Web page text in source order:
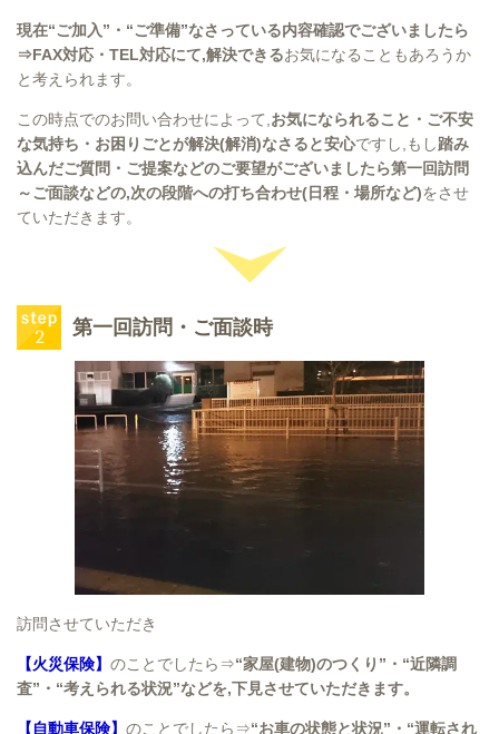
現在“ご加入”・“ご準備”なさっている内容確認でございましたら
⇒FAX対応・TEL対応にて,解決できるお気になることもあろうか
と考えられます。
この時点でのお問い合わせによって, お気になられること・ご不安
な気持ち・お困りごとが解決(解消)なさると安心ですし,もし踏み
込んだご質問・ご提案などのご要望がございましたら第一回訪問
～ご面談などの,次の段階への打ち合わせ(日程・場所など)をさせ
ていただきます。
第一回訪問・ご面談時
訪問させていただき
【火災保険】 のことでしたら⇒“家屋(建物)のつくり”・“近隣調
査”・“考えられる状況”などを,下見させていただきます。
【自動車保険】 のことでしたら⇒“お車の状態と状況”・“運転され